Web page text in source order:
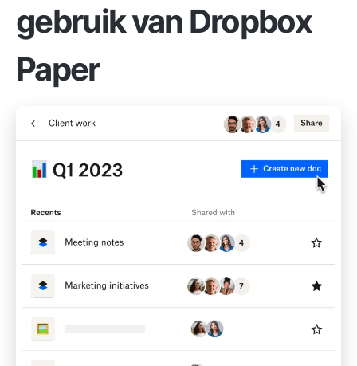
gebruik van Dropbox
Paper